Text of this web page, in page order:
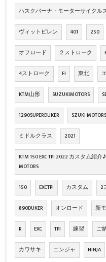
ハスクバーナ・モーターサイクル
ヴィットピレン 401 250
オフロード ２ストローク
4ストローク FI 東北
KTM山形 SUZUKIMOTORS
1290SUPERDUKER SZUKI MOTORS
ミドルクラス 2021
KTM 150 EXC TPI 2022 カスタム紹
MOTORS
150 EXCTPI カスタム 2
890DUKER オンロード 新
R EXC TPI 練習 ご
カワサキ ニンジャ NINJA